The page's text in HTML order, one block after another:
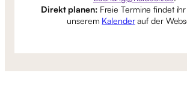
Direkt planen:Freie Termine findet
unserem Kalenderauf der